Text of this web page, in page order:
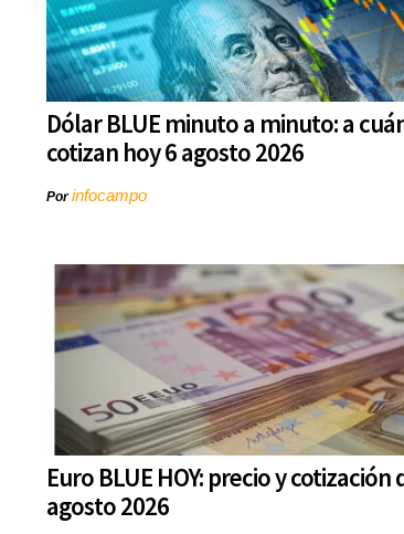
Dólar BLUE minuto a minuto: a
cotizan hoy 6 agosto 2026
Porinfocampo
Euro BLUE HOY: precio y cotización
agosto 2026